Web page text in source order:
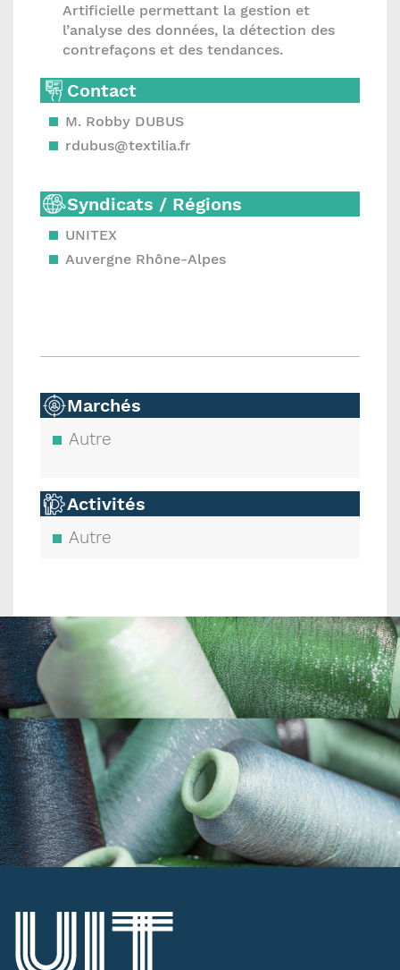
Artificielle permettant la gestion et
l’analyse des données, la détection des
contrefaçons et des tendances.
Contact
M. Robby DUBUS
rdubus@textilia.fr
Syndicats / Régions
UNITEX
Auvergne Rhône-Alpes
Marchés
Autre
Activités
Autre